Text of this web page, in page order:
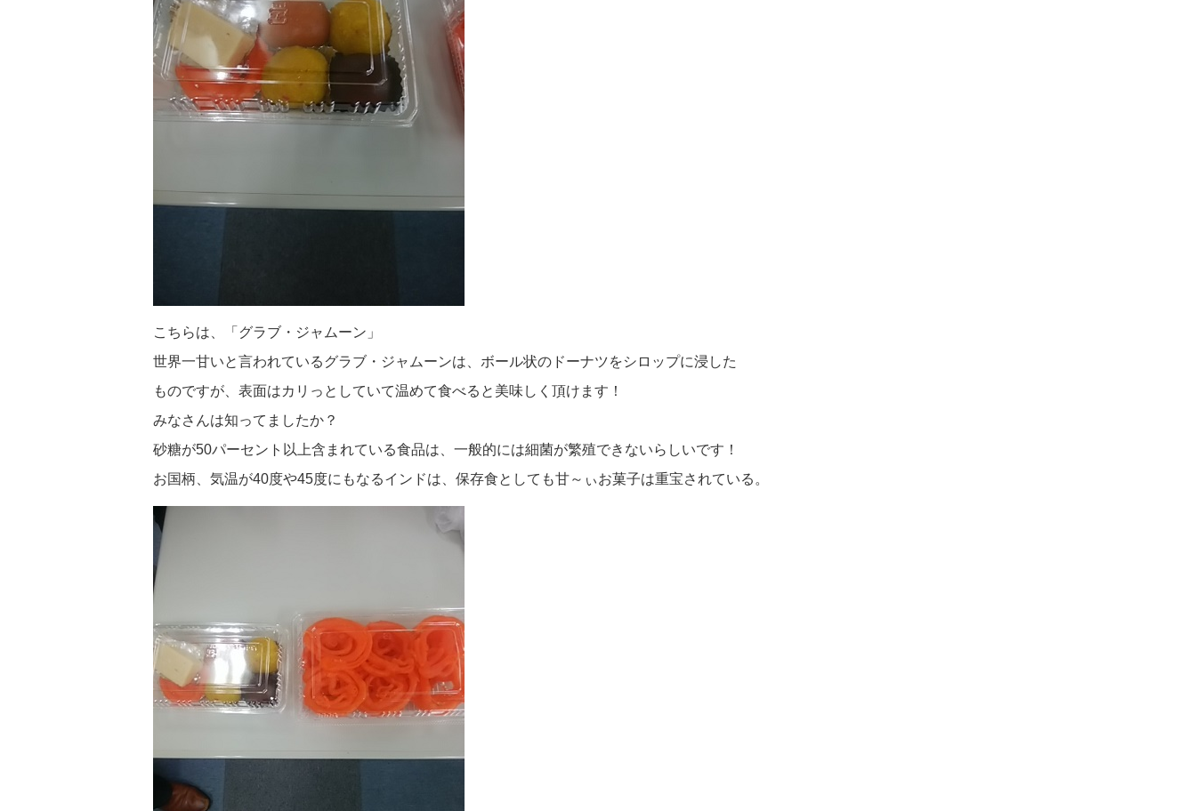
こちらは、「グラブ・ジャムーン」
世界一甘いと言われているグラブ・ジャムーンは、ボール状のドーナツをシロップに浸した
ものですが、表面はカリっとしていて温めて食べると美味しく頂けます！
みなさんは知ってましたか？
砂糖が50パーセント以上含まれている食品は、一般的には細菌が繁殖できないらしいです！
お国柄、気温が40度や45度にもなるインドは、保存食としても甘～ぃお菓子は重宝されている。